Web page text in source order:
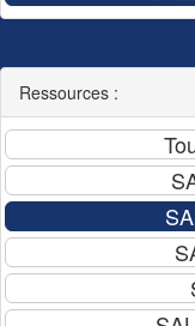
Ressources :